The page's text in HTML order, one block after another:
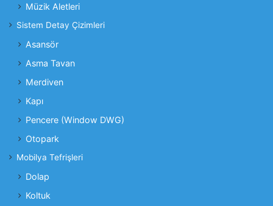
Müzik Aletleri
Sistem Detay Çizimleri
Asansör
Asma Tavan
Merdiven
Kapı
Pencere (Window DWG)
Otopark
Mobilya Tefrişleri
Dolap
Koltuk